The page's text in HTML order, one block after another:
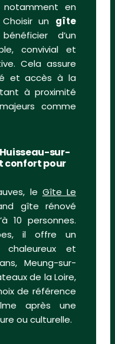
en
un gîte
d’un
convivial et
Cela assure
et accès à la
à proximité
comme
Huisseau-sur-
confort pour
le Gîte Le
gîte rénové
10 personnes.
il offre un
chaleureux et
Meung-sur-
de la Loire,
de référence
après une
ou culturelle.